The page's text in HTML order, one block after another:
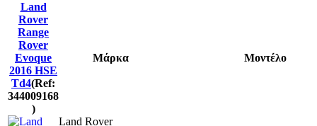
Land
Rover
Range
Rover
Evoque
2016 HSE
Td4(Ref:
344009168
)
Μάρκα Μοντέλο
Land Rover